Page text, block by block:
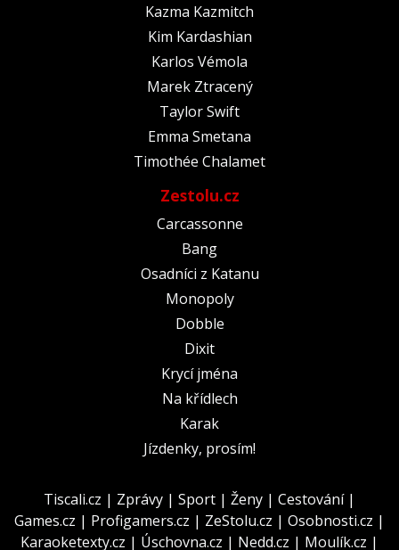
Kazma Kazmitch
Kim Kardashian
Karlos Vémola
Marek Ztracený
Taylor Swift
Emma Smetana
Timothée Chalamet
Zestolu.cz
Carcassonne
Bang
Osadníci z Katanu
Monopoly
Dobble
Dixit
Krycí jména
Na křídlech
Karak
Jízdenky, prosím!
Tiscali.cz | Zprávy | Sport | Ženy | Cestování|
Games.cz | Profigamers.cz | ZeStolu.cz | Osobnosti.cz |
Karaoketexty.cz | Úschovna.cz | Nedd.cz | Moulík.cz |